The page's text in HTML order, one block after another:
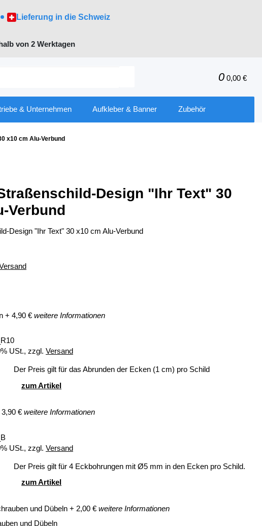
Lieferung in die Schweiz
von 2 Werktagen
0 0,00 €
& Unternehmen Aufkleber & Banner Zubehör
x10 cm Alu-Verbund
Design "Ihr Text" 30
Verbund
Design "Ihr Text" 30 x10 cm Alu-Verbund
+ 4,90 € weitere Informationen
USt., zzgl. Versand
Der Preis gilt für das Abrunden der Ecken (1 cm) pro Schild
zum Artikel
3,90 € weitere Informationen
USt., zzgl. Versand
Der Preis gilt für 4 Eckbohrungen mit Ø5 mm in den Ecken pro Schild.
zum Artikel
und Dübeln + 2,00 € weitere Informationen
und Dübeln